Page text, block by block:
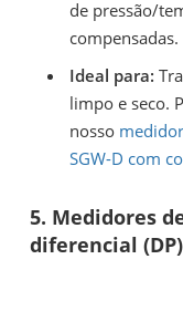
de pressão/
compensadas.
Ideal para:
limpo e seco.
nosso
SGW-D com
5. Medidores
diferencial (DP)